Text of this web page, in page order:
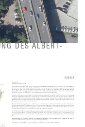
DES ALBERT-